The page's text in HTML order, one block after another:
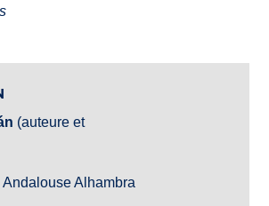
(auteure et
Alhambra